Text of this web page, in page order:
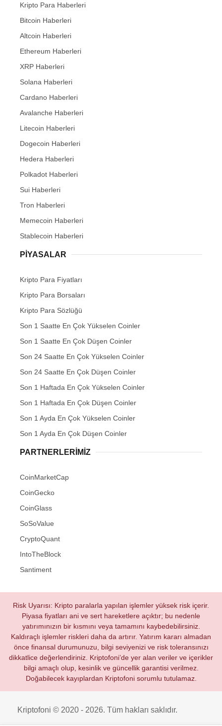
Kripto Para Haberleri
Bitcoin Haberleri
Altcoin Haberleri
Ethereum Haberleri
XRP Haberleri
Solana Haberleri
Cardano Haberleri
Avalanche Haberleri
Litecoin Haberleri
Dogecoin Haberleri
Hedera Haberleri
Polkadot Haberleri
Sui Haberleri
Tron Haberleri
Memecoin Haberleri
Stablecoin Haberleri
PIYASALAR
Kripto Para Fiyatları
Kripto Para Borsaları
Kripto Para Sözlüğü
Son 1 Saatte En Çok Yükselen Coinler
Son 1 Saatte En Çok Düşen Coinler
Son 24 Saatte En Çok Yükselen Coinler
Son 24 Saatte En Çok Düşen Coinler
Son 1 Haftada En Çok Yükselen Coinler
Son 1 Haftada En Çok Düşen Coinler
Son 1 Ayda En Çok Yükselen Coinler
Son 1 Ayda En Çok Düşen Coinler
PARTNERLERIMIZ
CoinMarketCap
CoinGecko
CoinGlass
SoSoValue
CryptoQuant
IntoTheBlock
Santiment
Risk Uyarısı: Kripto paralarla yapılan işlemler yüksek risk içerir.
Piyasa fiyatları ani ve sert hareketlere açıktır; bu nedenle
yatırımınızın bir kısmını veya tamamını kaybedebilirsiniz.
Kaldıraçlı işlemler riskleri daha da artırır. Yatırım kararı almadan
önce finansal durumunuzu, bilgi seviyenizi ve risk toleransınızı
dikkatlice değerlendiriniz. Kriptofoni’de yer alan veriler ve içerikler
bilgi amaçlı olup, kesinlik ve güncellik garantisi verilmez.
Doğabilecek kayıplardan Kriptofoni sorumlu tutulamaz.
Kriptofoni © 2020 - 2026. Tüm hakları saklıdır.